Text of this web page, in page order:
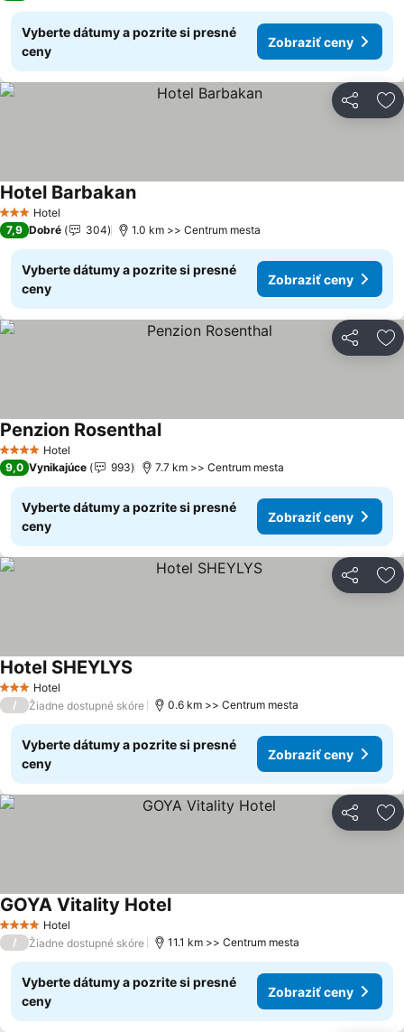
Vyberte dátumy a pozrite si presné
ceny
Zobraziť ceny
Zdieľať
3 Počet hviezdičiek
Hotel
Hotel BarbakanZobraziť ceny
7,9 Dobré 304 1.0 km >> Centrum mesta
Vyberte dátumy a pozrite si presné
ceny
Zobraziť ceny
Zdieľať
4 Počet hviezdičiek
Hotel
Penzion RosenthalZobraziť ceny
9,0 Vynikajúce 993 7.7 km >> Centrum mesta
Vyberte dátumy a pozrite si presné
ceny
Zobraziť ceny
Zdieľať
3 Počet hviezdičiek
Hotel
Hotel SHEYLYS
/ Žiadne dostupné skóre 0.6 km >> Centrum mesta
Vyberte dátumy a pozrite si presné
ceny
Zobraziť ceny
Zdieľať
4 Počet hviezdičiek
Hotel
GOYA Vitality HotelZobraziť ceny
/ Žiadne dostupné skóre 11.1 km >> Centrum mesta
Vyberte dátumy a pozrite si presné
ceny
Zobraziť ceny